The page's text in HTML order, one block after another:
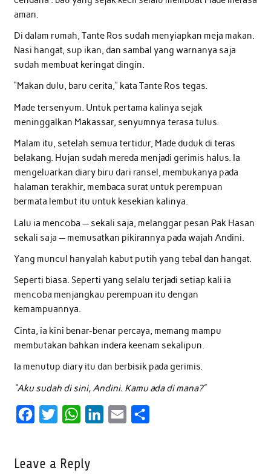
aman.
Di dalam rumah, Tante Ros sudah menyiapkan meja makan.
Nasi hangat, sup ikan, dan sambal yang warnanya saja
sudah membuat keringat dingin.
“Makan dulu, baru cerita,” kata Tante Ros tegas.
Made tersenyum. Untuk pertama kalinya sejak
meninggalkan Makassar, senyumnya terasa tulus.
Malam itu, setelah semua tertidur, Made duduk di teras
belakang. Hujan sudah mereda menjadi gerimis halus. Ia
mengeluarkan diary biru dari ransel, membukanya pada
halaman terakhir, membaca surat untuk perempuan
bermata lembut itu untuk kesekian kalinya.
Lalu ia mencoba — sekali saja, melanggar pesan Pak Hasan
sekali saja — memusatkan pikirannya pada wajah Andini.
Yang muncul hanyalah kabut putih yang tebal dan hangat.
Seperti biasa. Seperti yang selalu terjadi setiap kali ia
mencoba menjangkau perempuan itu dengan
kemampuannya.
Cinta, ia kini benar-benar percaya, memang mampu
membutakan bahkan indera keenam sekalipun.
Ia menutup diary itu dan berbisik pada gerimis.
“Aku sudah di sini, Andini. Kamu ada di mana?”
e
W
t
Leave a Reply